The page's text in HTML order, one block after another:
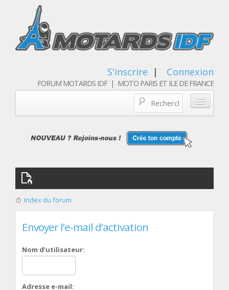
S'inscrire | Connexion
FORUM MOTARDS IDF | MOTO PARIS ET ILE DE FRANCE
Qui sommes nous
Les membres
Index du forum
Envoyer l’e-mail d’activation
Nom d’utilisateur:
Adresse e-mail: